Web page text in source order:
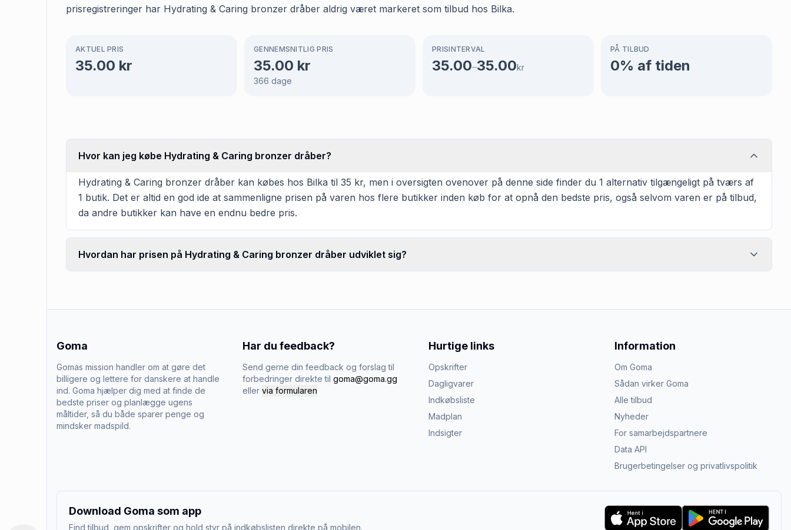
prisregistreringer har Hydrating & Caring bronzer dråber aldrig været markeret som tilbud hos Bilka.
AKTUEL PRIS
35.00 kr
GENNEMSNITLIG PRIS
35.00 kr
366 dage
PRISINTERVAL
35.00–35.00kr
PÅ TILBUD
0% af tiden
Hvor kan jeg købe Hydrating & Caring bronzer dråber?
Hydrating & Caring bronzer dråber kan købes hos Bilka til 35 kr, men i oversigten ovenover på denne side finder du 1 alternativ tilgængeligt på tværs af
1 butik. Det er altid en god ide at sammenligne prisen på varen hos flere butikker inden køb for at opnå den bedste pris, også selvom varen er på tilbud,
da andre butikker kan have en endnu bedre pris.
Hvordan har prisen på Hydrating & Caring bronzer dråber udviklet sig?
Goma
Gomas mission handler om at gøre det
billigere og lettere for danskere at handle
ind. Goma hjælper dig med at finde de
bedste priser og planlægge ugens
måltider, så du både sparer penge og
mindsker madspild.
Har du feedback?
Send gerne din feedback og forslag til
forbedringer direkte til goma@goma.gg
eller via formularen
Hurtige links
Opskrifter
Dagligvarer
Indkøbsliste
Madplan
Indsigter
Information
Om Goma
Sådan virker Goma
Alle tilbud
Nyheder
For samarbejdspartnere
Data API
Brugerbetingelser og privatlivspolitik
Download Goma som app
Find tilbud, gem opskrifter og hold styr på indkøbslisten direkte på mobilen.